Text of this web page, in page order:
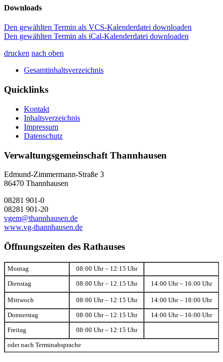
Downloads
Den gewählten Termin als VCS-Kalenderdatei downloaden
Den gewählten Termin als iCal-Kalenderdatei downloaden
drucken nach oben
Gesamtinhaltsverzeichnis
Quicklinks
Kontakt
Inhaltsverzeichnis
Impressum
Datenschutz
Verwaltungsgemeinschaft Thannhausen
Edmund-Zimmermann-Straße 3
86470 Thannhausen
08281 901-0
08281 901-20
vgem@thannhausen.de
www.vg-thannhausen.de
Öffnungszeiten des Rathauses
Montag 08:00 Uhr – 12:15 Uhr
Dienstag 08:00 Uhr – 12:15 Uhr 14:00 Uhr – 16:00 Uhr
Mittwoch 08:00 Uhr – 12:15 Uhr 14:00 Uhr – 18:00 Uhr
Donnerstag 08:00 Uhr – 12:15 Uhr 14:00 Uhr – 16:00 Uhr
Freitag 08:00 Uhr – 12:15 Uhr
oder nach Terminabsprache